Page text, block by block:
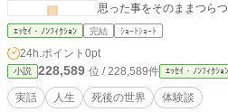
思った事をそのままつら
ｴｯｾｲ・ﾉﾝﾌｨｸｼｮﾝ 完結 ｼｮｰﾄｼｮｰﾄ
24h.ポイント 0pt
小説 228,589 位 / 228,589件 ｴｯｾｲ・ﾉﾝﾌｨｸｼｮﾝ
実話 人生 死後の世界 体験談